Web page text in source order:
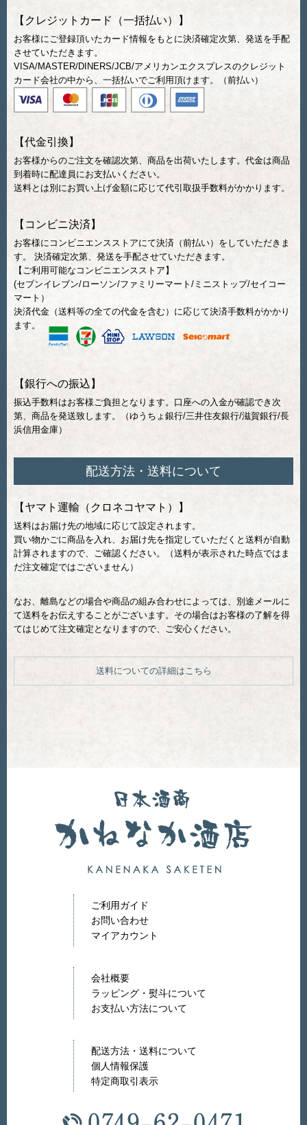
【クレジットカード（一括払い）】
お客様にご登録頂いたカード情報をもとに決済確定次第、発送を手配
させていただきます。
VISA/MASTER/DINERS/JCB/アメリカンエクスプレスのクレジット
カード会社の中から、一括払いでご利用頂けます。（前払い）
【代金引換】
お客様からのご注文を確認次第、商品を出荷いたします。代金は商品
到着時に配達員にお支払いください。
送料とは別にお買い上げ金額に応じて代引取扱手数料がかかります。
【コンビニ決済】
お客様にコンビニエンスストアにて決済（前払い）をしていただきま
す。 決済確定次第、発送を手配させていただきます。
【ご利用可能なコンビニエンスストア】
(セブンイレブン/ローソン/ファミリーマート/ミニストップ/セイコー
マート）
決済代金（送料等の全ての代金を含む）に応じて決済手数料がかかり
ます。
【銀行への振込】
振込手数料はお客様ご負担となります。口座への入金が確認でき次
第、商品を発送致します。（ゆうちょ銀行/三井住友銀行/滋賀銀行/長
浜信用金庫）
配送方法・送料について
【ヤマト運輸（クロネコヤマト）】
送料はお届け先の地域に応じて設定されます。
買い物かごに商品を入れ、お届け先を指定していただくと送料が自動
計算されますので、ご確認ください。（送料が表示された時点ではま
だ注文確定ではございません）
なお、離島などの場合や商品の組み合わせによっては、別途メールに
て送料をお伝えすることがございます。その場合はお客様の了解を得
てはじめて注文確定となりますので、ご安心ください。
送料についての詳細はこちら
ご利用ガイド
お問い合わせ
マイアカウント
会社概要
ラッピング・熨斗について
お支払い方法について
配送方法・送料について
個人情報保護
特定商取引表示